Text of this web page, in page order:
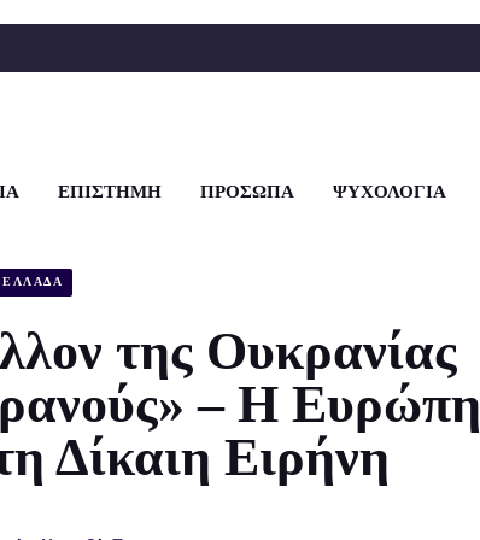
ΕΠΙΣΤΗΜΗ ΠΡΟΣΩΠΑ ΨΥΧΟΛΟΓΙΑ
ΕΛΛΑΔΑ
της Ουκρανίας
– Η Ευρώπη
Δίκαιη Ειρήνη